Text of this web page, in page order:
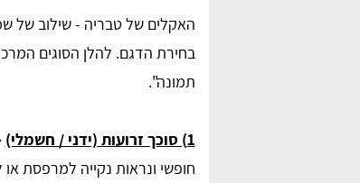
האקלים של טבריה - שילוב של
בחירת הדגם. להלן הסוגים
תמונה".
1) סוכך זרועות (ידני / חשמלי)
חופשי ונראות נקייה למרפסת